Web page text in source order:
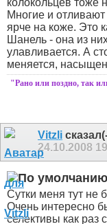
колокольцев тоже
Многие и
ярче на коже. Это
Шанель - она из
улавливается. А
меняется,
"Рано или поздно, так
Vitzli
24.10.2008
Сутки меня тут не
Очень интересно
селективы как раз